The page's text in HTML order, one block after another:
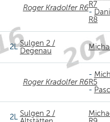
Roger Kradolfer R6R7
-
R8
2LSulgen 2 /
Degenau
Roger Kradolfer R6
-
R5
-
2LSulgen 2 /